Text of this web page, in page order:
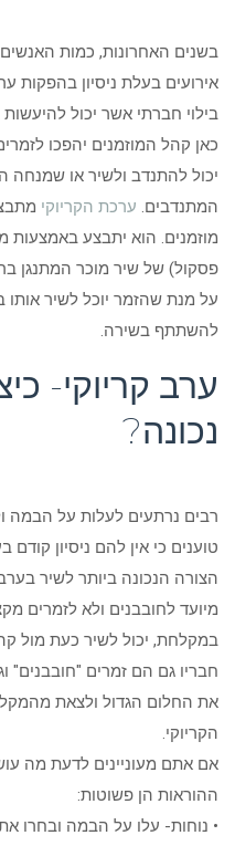
בשנים האחרונות, כמות
אירועים בעלת ניסיון בהפקות
בילוי חברתי אשר יכול
כאן קהל המוזמנים יהפכו
יכול להתנדב ולשיר או שמנחה
המתנדבים. ערכת הקריוקי
מוזמנים. הוא יתבצע באמצעות
פסקול) של שיר מוכר המתנגן
על מנת שהזמר יוכל לשיר אותו
להשתתף בשירה.
ערב קריוקי-
נכונה?
רבים נרתעים לעלות על הבמה
טוענים כי אין להם ניסיון קודם
הצורה הנכונה ביותר לשיר
מיועד לחובבנים ולא לזמרים
במקלחת, יכול לשיר כעת מול
חבריו גם הם זמרים "חובבנים"
את החלום הגדול ולצאת
הקריוקי.
אם אתם מעוניינים לדעת מה
ההוראות הן פשוטות:
• נוחות- עלו על הבמה ובחרו